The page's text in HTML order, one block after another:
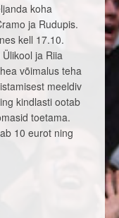
koha
ja Rudupis.
kell 17.10.
ja Riia
võimalus teha
meeldiv
kindlasti ootab
toetama.
10 eurot ning